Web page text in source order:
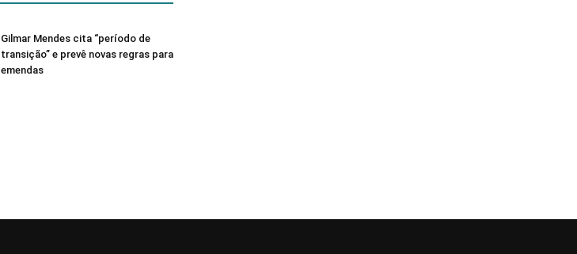
Gilmar Mendes cita “período de
transição” e prevê novas regras para
emendas